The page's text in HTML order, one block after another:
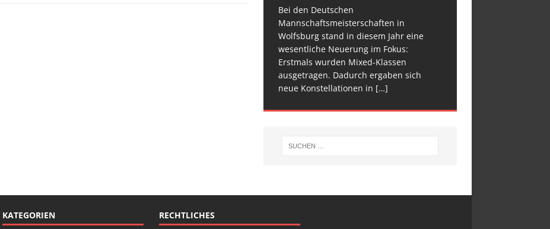
Bei den Deutschen
Mannschaftsmeisterschaften in
Wolfsburg stand in diesem Jahr eine
wesentliche Neuerung im Fokus:
Erstmals wurden Mixed-Klassen
ausgetragen. Dadurch ergaben sich
neue Konstellationen in […]
KATEGORIEN RECHTLICHES